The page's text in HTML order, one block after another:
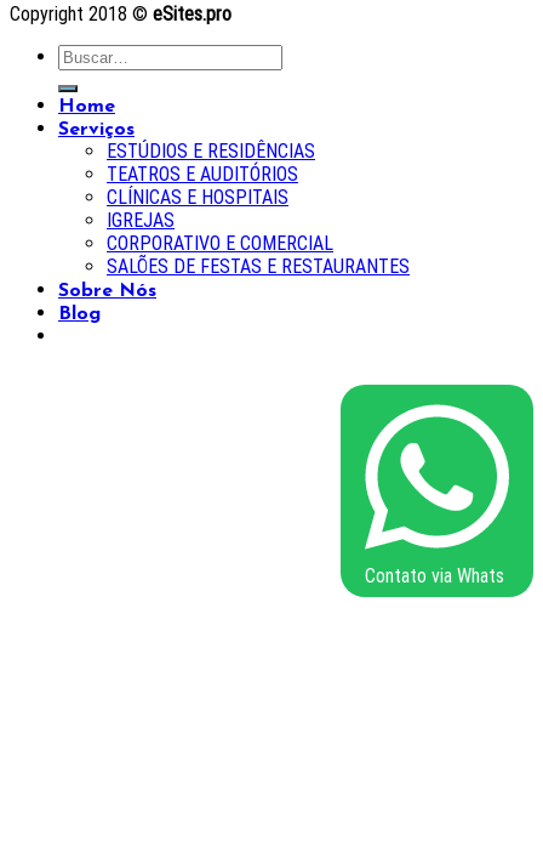
Copyright 2018 © eSites.pro
Home
Serviços
ESTÚDIOS E RESIDÊNCIAS
TEATROS E AUDITÓRIOS
CLÍNICAS E HOSPITAIS
IGREJAS
CORPORATIVO E COMERCIAL
SALÕES DE FESTAS E RESTAURANTES
Sobre Nós
Blog
Contato via Whats